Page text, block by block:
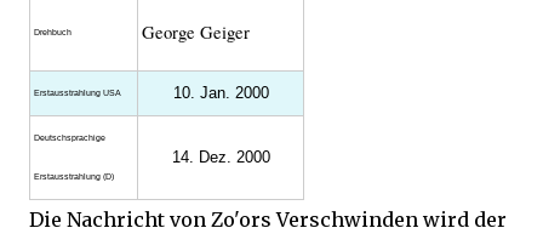
Drehbuch George Geiger
Erstaus­strahlung USA 10. Jan. 2000
Deutsch­sprachige
Erstaus­strahlung (D)
14. Dez. 2000
Die Nachricht von Zo'ors Verschwinden wird der